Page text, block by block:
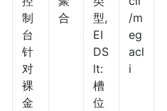
制
台
针
对
裸
金
合
型,
EI
DS
lt:
槽
位
/m
eg
acl
i